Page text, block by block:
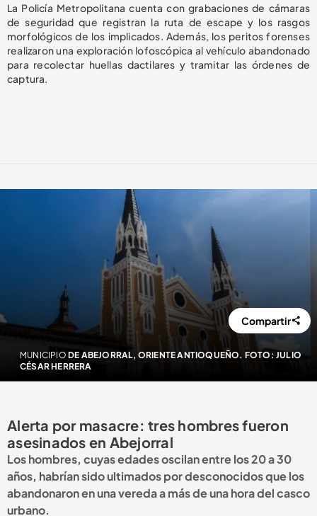
La Policía Metropolitana cuenta con grabaciones de cámaras
de seguridad que registran la ruta de escape y los rasgos
morfológicos de los implicados. Además, los peritos forenses
realizaron una exploración lofoscópica al vehículo abandonado
para recolectar huellas dactilares y tramitar las órdenes de
captura.
MUNICIPIO DE ABEJORRAL, ORIENTE ANTIOQUEÑO. FOTO: JULIO
CÉSAR HERRERA
Compartir
Alerta por masacre: tres hombres fueron
asesinados en Abejorral
Los hombres, cuyas edades oscilan entre los 20 a 30
años, habrían sido ultimados por desconocidos que los
abandonaron en una vereda a más de una hora del casco
urbano.